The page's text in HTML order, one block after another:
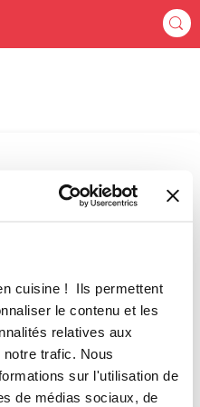
cuisine ! Ils permettent
le contenu et les
relatives aux
trafic. Nous
sur l'utilisation de
de médias sociaux, de